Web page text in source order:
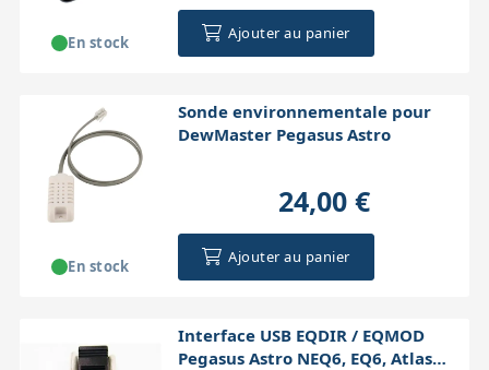
Ajouter au panier
En stock
Sonde environnementale pour
DewMaster Pegasus Astro
24,00 €
Ajouter au panier
En stock
Interface USB EQDIR / EQMOD
Pegasus Astro NEQ6, EQ6, Atlas